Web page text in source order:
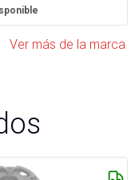
Ver más de la marca